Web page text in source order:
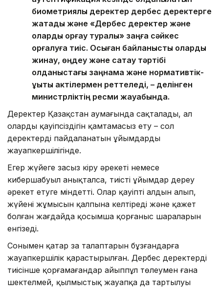
биометриялық деректер дербес деректерге
жатады және «Дербес деректер және
оларды қорғау туралы» заңға сәйкес
қорғалуға тиіс. Осыған байланысты оларды
жинау, өңдеу және сақтау тәртібі
қолданыстағы заңнама және нормативтік-
құқықтық актілермен реттеледі, – делінген
министрліктің ресми жауабында.
Деректер Қазақстан аумағында сақталады, ал
олардың қауіпсіздігін қамтамасыз ету – сол
деректерді пайдаланатын ұйымдардың
жауапкершілігінде.
Егер жүйеге заңсыз кіру әрекеті немесе
кибершабуыл анықталса, тиісті ұйымдар дереу
әрекет етуге міндетті. Олар қауіптің алдын алып,
жүйенің жұмысын қалпына келтіреді және қажет
болған жағдайда қосымша қорғаныс шараларын
енгізеді.
Сонымен қатар заң талаптарын бұзғандарға
жауапкершілік қарастырылған. Дербес деректерді
тиісінше қорғамағандар айыппұл төлеумен ғана
шектелмей, қылмыстық жауапқа да тартылуы